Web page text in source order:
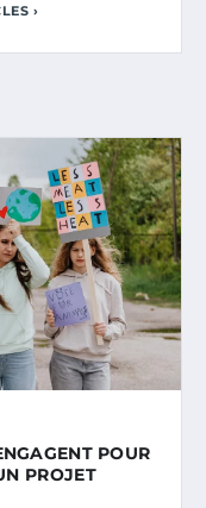
›
POUR
PROJET